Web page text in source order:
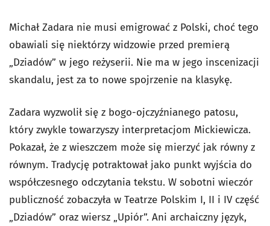
Michał Zadara nie musi emigrować z Polski, choć tego
obawiali się niektórzy widzowie przed premierą
„Dziadów” w jego reżyserii. Nie ma w jego inscenizacji
skandalu, jest za to nowe spojrzenie na klasykę.
Zadara wyzwolił się z bogo-ojczyźnianego patosu,
który zwykle towarzyszy interpretacjom Mickiewicza.
Pokazał, że z wieszczem może się mierzyć jak równy z
równym. Tradycję potraktował jako punkt wyjścia do
współczesnego odczytania tekstu. W sobotni wieczór
publiczność zobaczyła w Teatrze Polskim I, II i IV część
„Dziadów” oraz wiersz „Upiór”. Ani archaiczny język,